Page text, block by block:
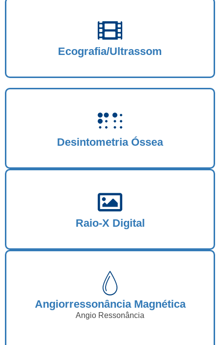
Ecografia/Ultrassom
Desintometria Óssea
Raio-X Digital
Angiorressonância Magnética
Angio Ressonância